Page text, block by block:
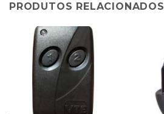
PRODUTOS RELACIONADOS